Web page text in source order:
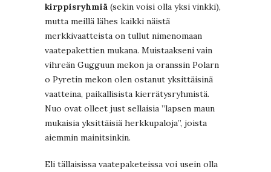
kirppisryhmiä (sekin voisi olla yksi vinkki),
mutta meillä lähes kaikki näistä
merkkivaatteista on tullut nimenomaan
vaatepakettien mukana. Muistaakseni vain
vihreän Gugguun mekon ja oranssin Polarn
o Pyretin mekon olen ostanut yksittäisinä
vaatteina, paikallisista kierrätysryhmistä.
Nuo ovat olleet just sellaisia ”lapsen maun
mukaisia yksittäisiä herkkupaloja”, joista
aiemmin mainitsinkin.
Eli tällaisissa vaatepaketeissa voi usein olla